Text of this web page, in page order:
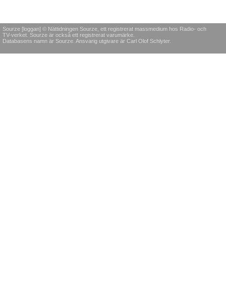
Sourze [loggan] © Nättidningen Sourze, ett registrerat massmedium hos Radio- och
TV-verket. Sourze är också ett registrerat varumärke.
Databasens namn är Sourze. Ansvarig utgivare är Carl Olof Schlyter.